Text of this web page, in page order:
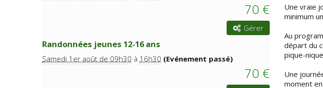
Une vraie
minimum
Au
départ du
pique-
Une
moment
70 €
Gérer
Randonnées jeunes 12-16 ans
Samedi 1er août de 09h30 à 16h30 (Evénement passé)
70 €